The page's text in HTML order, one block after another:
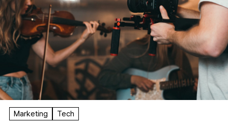
Marketing Tech